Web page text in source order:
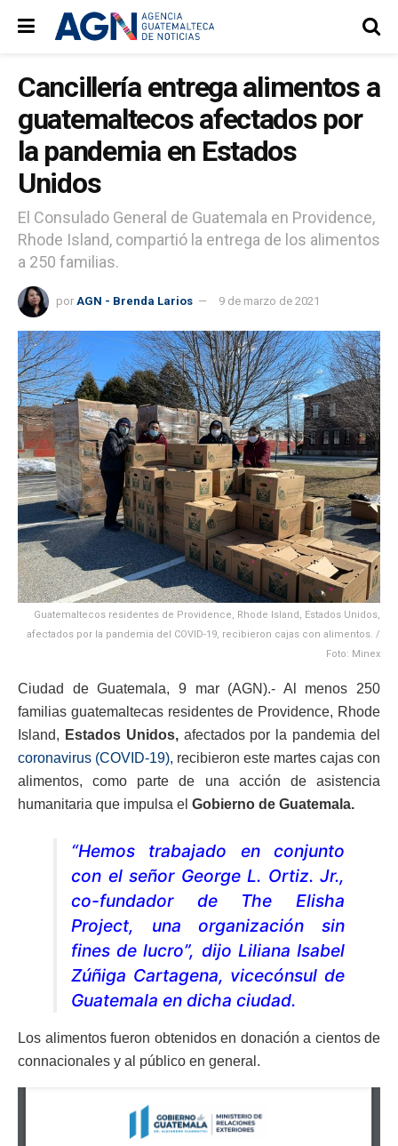
Cancillería entrega alimentos a
guatemaltecos afectados por
la pandemia en Estados
Unidos
El Consulado General de Guatemala en Providence,
Rhode Island, compartió la entrega de los alimentos
a 250 familias.
por AGN - Brenda Larios 9 de marzo de 2021
Guatemaltecos residentes de Providence, Rhode Island, Estados Unidos,
afectados por la pandemia del COVID-19, recibieron cajas con alimentos. /
Foto: Minex
Ciudad de Guatemala, 9 mar (AGN).- Al menos 250
familias guatemaltecas residentes de Providence, Rhode
Island, Estados Unidos,afectados por la pandemia del
coronavirus (COVID-19), recibieron este martes cajas con
alimentos, como parte de una acción de asistencia
humanitaria que impulsa el Gobierno de Guatemala.
“Hemos trabajado en conjunto
con el señor George L. Ortiz. Jr.,
co-fundador de The Elisha
Project, una organización sin
fines de lucro”, dijo Liliana Isabel
Zúñiga Cartagena, vicecónsul de
Guatemala en dicha ciudad.
Los alimentos fueron obtenidos en donación a cientos de
connacionales y al público en general.